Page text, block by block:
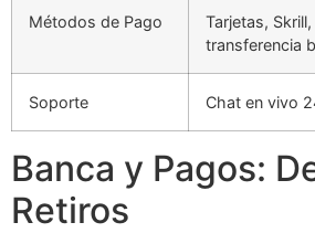
Métodos de Pago
Tarjetas,
transferencia
Soporte Chat en vivo
Banca y Pagos:
Retiros